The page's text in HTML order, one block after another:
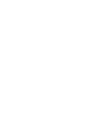
mirar a cada
ejemplo, si un
cuadratura» a
Para las caras
visualmente el
rostros